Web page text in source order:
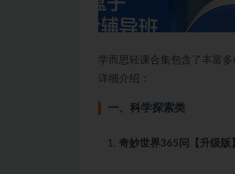
学而思轻课合集包含了丰富
详细介绍：
一、科学探索类
奇妙世界365问【升级版